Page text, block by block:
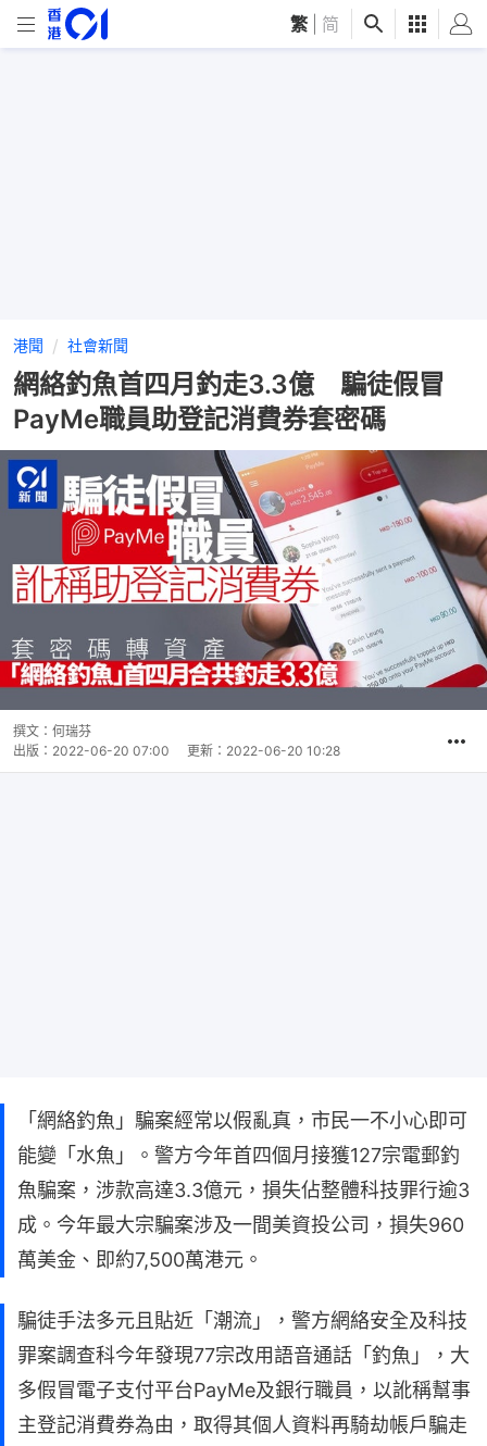
繁 简
港聞 社會新聞
網絡釣魚首四月釣走3.3億 騙徒假冒
PayMe職員助登記消費券套密碼
撰文： 何瑞芬
出版： 2022-06-20 07:00 更新： 2022-06-20 10:28
「網絡釣魚」騙案經常以假亂真，市民一不小心即可
能變「水魚」。警方今年首四個月接獲127宗電郵釣
魚騙案，涉款高達3.3億元，損失佔整體科技罪行逾3
成。今年最大宗騙案涉及一間美資投公司，損失960
萬美金、即約7,500萬港元。
騙徒手法多元且貼近「潮流」，警方網絡安全及科技
罪案調查科今年發現77宗改用語音通話「釣魚」，大
多假冒電子支付平台PayMe及銀行職員，以訛稱幫事
主登記消費券為由，取得其個人資料再騎劫帳戶騙走